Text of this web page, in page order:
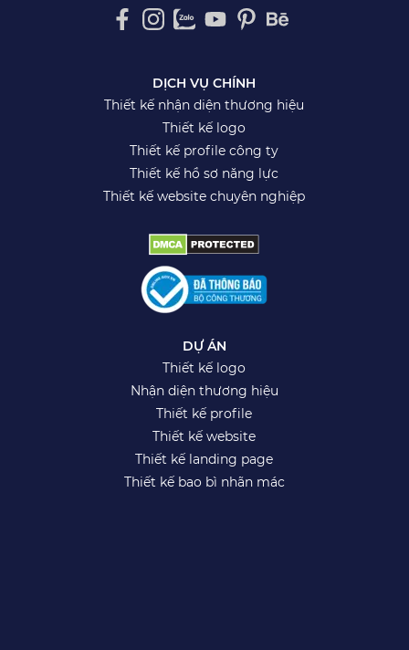
DỊCH VỤ CHÍNH
Thiết kế nhận diện thương hiệu
Thiết kế logo
Thiết kế profile công ty
Thiết kế hồ sơ năng lực
Thiết kế website chuyên nghiệp
DỰ ÁN
Thiết kế logo
Nhận diện thương hiệu
Thiết kế profile
Thiết kế website
Thiết kế landing page
Thiết kế bao bì nhãn mác